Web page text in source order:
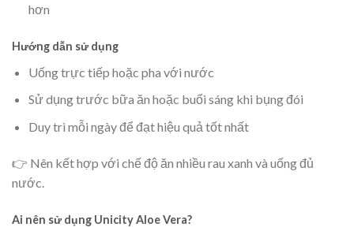
hơn
Hướng dẫn sử dụng
Uống trực tiếp hoặc pha với nước
Sử dụng trước bữa ăn hoặc buổi sáng khi bụng đói
Duy trì mỗi ngày để đạt hiệu quả tốt nhất
👉 Nên kết hợp với chế độ ăn nhiều rau xanh và uống đủ
nước.
Ai nên sử dụng Unicity Aloe Vera?